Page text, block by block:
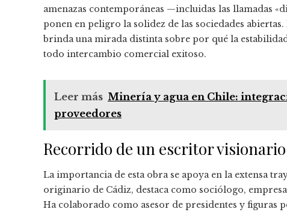
amenazas contemporáneas —incluidas las llamadas
ponen en peligro la solidez de las sociedades
brinda una mirada distinta sobre por qué la
todo intercambio comercial exitoso.
Leer más Minería y agua en Chile:
proveedores
Recorrido de un escritor visionario
La importancia de esta obra se apoya en la extensa
originario de Cádiz, destaca como sociólogo,
Ha colaborado como asesor de presidentes y figuras